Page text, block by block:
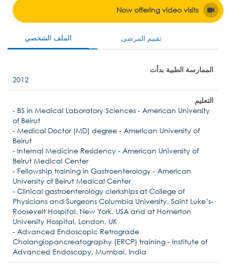
Now offering video visits
الملف الشخصي تقييم المرضى
الممارسة الطبية بدأت
2012
التعليم
- BS in Medical Laboratory Sciences - American University
of Beirut
- Medical Doctor (MD) degree - American University of
Beirut
- Internal Medicine Residency - American University of
Beirut Medical Center
- Fellowship training in Gastroenterology - American
University of Beirut Medical Center
- Clinical gastroenterology clerkships at College of
Physicians and Surgeons Columbia University, Saint Luke’s-
Roosevelt Hospital, New York, USA and at Homerton
University Hospital, London, UK
- Advanced Endoscopic Retrograde
Cholangiopancreatography (ERCP) training - Institute of
Advanced Endoscopy, Mumbai, India